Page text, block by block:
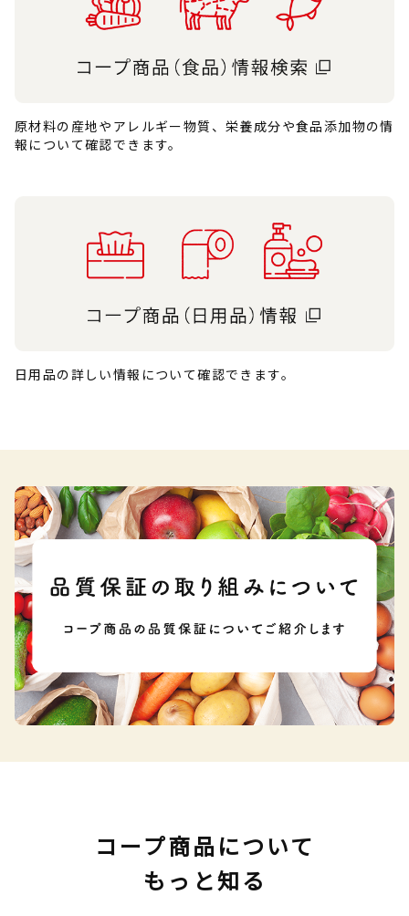
原材料の産地やアレルギー物質、栄養成分や食品添加物の情
報について確認できます。
日用品の詳しい情報について確認できます。
コープ商品について
もっと知る